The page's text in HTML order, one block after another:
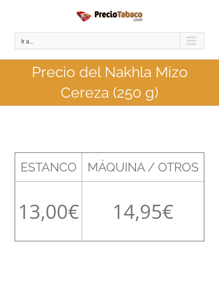
contenido
Ir a...
Precio del Nakhla Mizo
Cereza (250 g)
ESTANCO MÁQUINA / OTROS
13,00 14,95